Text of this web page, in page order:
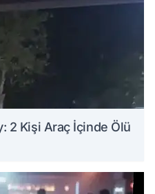
2 Kişi Araç İçinde Ölü